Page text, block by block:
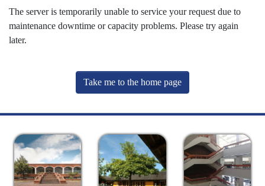
The server is temporarily unable to service your request due to
maintenance downtime or capacity problems. Please try again
later.
Take me to the home page